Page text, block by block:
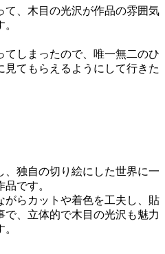
て、木目の光沢が作品の雰囲気
しまったので、唯一無二のひ
てもらえるようにして行きた
独自の切り絵にした世界に一
です。
がらカットや着色を工夫し、貼
で、立体的で木目の光沢も魅力